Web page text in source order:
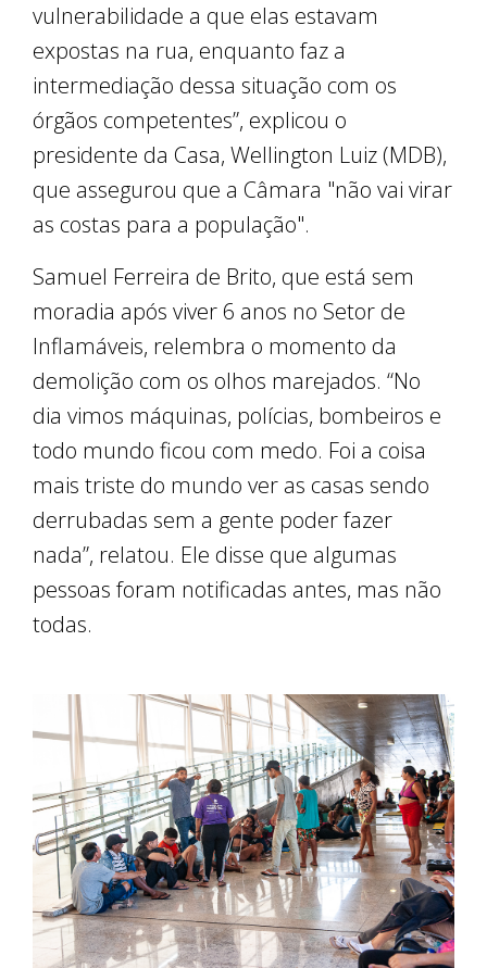
vulnerabilidade a que elas estavam
expostas na rua, enquanto faz a
intermediação dessa situação com os
órgãos competentes”, explicou o
presidente da Casa, Wellington Luiz (MDB),
que assegurou que a Câmara "não vai virar
as costas para a população".
Samuel Ferreira de Brito, que está sem
moradia após viver 6 anos no Setor de
Inflamáveis, relembra o momento da
demolição com os olhos marejados. “No
dia vimos máquinas, polícias, bombeiros e
todo mundo ficou com medo. Foi a coisa
mais triste do mundo ver as casas sendo
derrubadas sem a gente poder fazer
nada”, relatou. Ele disse que algumas
pessoas foram notificadas antes, mas não
todas.